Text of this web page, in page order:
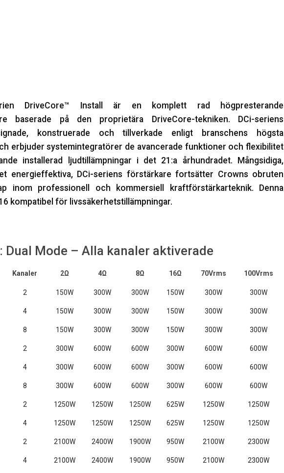
DriveCore™ Install är en komplett rad högpresterande
baserade på den proprietära DriveCore-tekniken. DCi-seriens
konstruerade och tillverkade enligt branschens högsta
erbjuder systemintegratörer de avancerade funktioner och flexibilitet
installerad ljudtillämpningar i det 21:a århundradet. Mångsidiga,
energieffektiva, DCi-seriens förstärkare fortsätter Crowns obruten
inom professionell och kommersiell kraftförstärkarteknik. Denna
kompatibel för livssäkerhetstillämpningar.
Mode – Alla kanaler aktiverade
Kanaler 2Ω 4Ω 8Ω 16Ω 70Vrms 100Vrms
2 150W 300W 300W 150W 300W 300W
4 150W 300W 300W 150W 300W 300W
8 150W 300W 300W 150W 300W 300W
2 300W 600W 600W 300W 600W 600W
4 300W 600W 600W 300W 600W 600W
8 300W 600W 600W 300W 600W 600W
2 1250W 1250W 1250W 625W 1250W 1250W
4 1250W 1250W 1250W 625W 1250W 1250W
2 2100W 2400W 1900W 950W 2100W 2300W
4 2100W 2400W 1900W 950W 2100W 2300W